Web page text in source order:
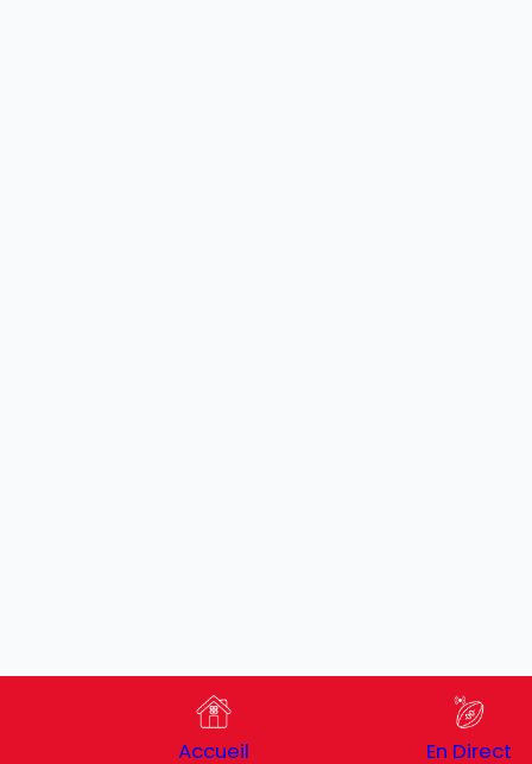
Accueil En Direct